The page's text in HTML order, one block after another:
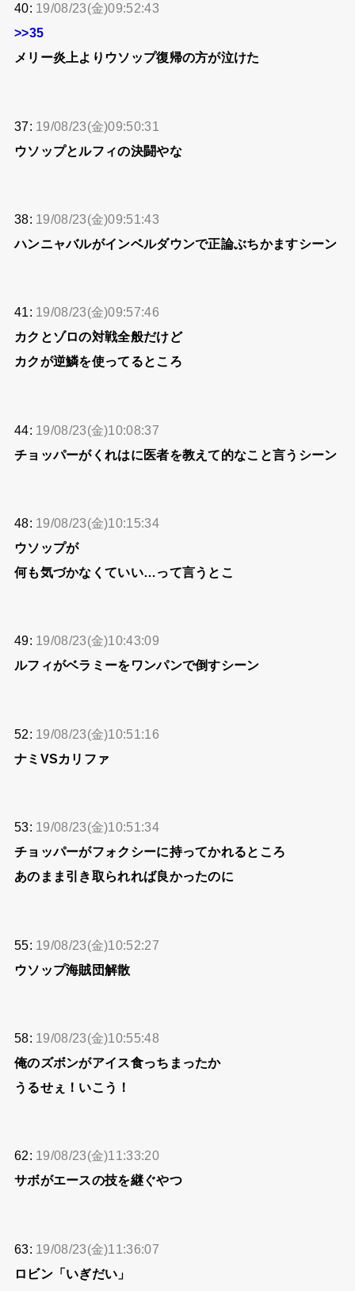
40: 19/08/23(金)09:52:43
>>35
メリー炎上よりウソップ復帰の方が泣けた
37: 19/08/23(金)09:50:31
ウソップとルフィの決闘やな
38: 19/08/23(金)09:51:43
ハンニャバルがインベルダウンで正論ぶちかますシーン
41: 19/08/23(金)09:57:46
カクとゾロの対戦全般だけど
カクが逆鱗を使ってるところ
44: 19/08/23(金)10:08:37
チョッパーがくれはに医者を教えて的なこと言うシーン
48: 19/08/23(金)10:15:34
ウソップが
何も気づかなくていい…って言うとこ
49: 19/08/23(金)10:43:09
ルフィがベラミーをワンパンで倒すシーン
52: 19/08/23(金)10:51:16
ナミVSカリファ
53: 19/08/23(金)10:51:34
チョッパーがフォクシーに持ってかれるところ
あのまま引き取られれば良かったのに
55: 19/08/23(金)10:52:27
ウソップ海賊団解散
58: 19/08/23(金)10:55:48
俺のズボンがアイス食っちまったか
うるせぇ！いこう！
62: 19/08/23(金)11:33:20
サボがエースの技を継ぐやつ
63: 19/08/23(金)11:36:07
ロビン「いぎだい」